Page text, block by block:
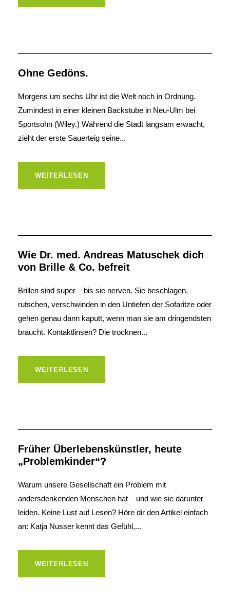
Ohne Gedöns.
Morgens um sechs Uhr ist die Welt noch in Ordnung.
Zumindest in einer kleinen Backstube in Neu-Ulm bei
Sportsohn (Wiley.) Während die Stadt langsam erwacht,
zieht der erste Sauerteig seine...
WEITERLESEN
Wie Dr. med. Andreas Matuschek dich
von Brille & Co. befreit
Brillen sind super – bis sie nerven. Sie beschlagen,
rutschen, verschwinden in den Untiefen der Sofaritze oder
gehen genau dann kaputt, wenn man sie am dringendsten
braucht. Kontaktlinsen? Die trocknen...
WEITERLESEN
Früher Überlebenskünstler, heute
„Problemkinder“?
Warum unsere Gesellschaft ein Problem mit
andersdenkenden Menschen hat – und wie sie darunter
leiden. Keine Lust auf Lesen? Höre dir den Artikel einfach
an: Katja Nusser kennt das Gefühl,...
WEITERLESEN